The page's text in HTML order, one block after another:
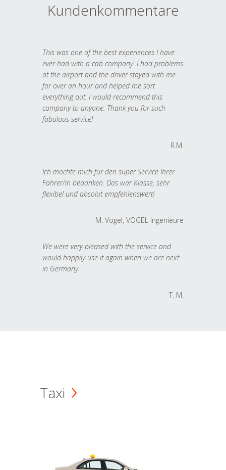
Kundenkommentare
This was one of the best experiences I have
ever had with a cab company. I had problems
at the airport and the driver stayed with me
for over an hour and helped me sort
everything out. I would recommend this
company to anyone. Thank you for such
fabulous service!
R.M.
Ich möchte mich für den super Service Ihrer
Fahrer/in bedanken. Das war Klasse, sehr
flexibel und absolut empfehlenswert!
M. Vogel, VOGEL Ingenieure
We were very pleased with the service and
would happily use it again when we are next
in Germany.
T. M.
Taxi